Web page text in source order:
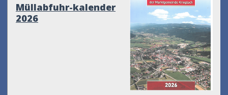
Müllabfuhr-kalender
2026